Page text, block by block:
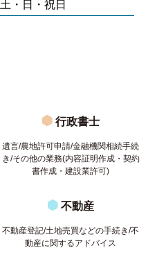
土・日・祝日
行政書士
遺言/農地許可申請/金融機関相続手続
き/その他の業務(内容証明作成・契約
書作成・建設業許可)
不動産
不動産登記/土地売買などの手続き/不
動産に関するアドバイス